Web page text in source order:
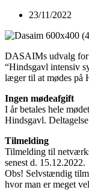
23/11/2022
DASAIMs udvalg
“Hindsgavl intensiv
læger til at mødes på
Ingen mødeafgift
I år betales hele
Hindsgavl.
Tilmelding
Tilmelding til
senest d. 15.12.2022.
Obs! Selvstændig
hvor man er meget